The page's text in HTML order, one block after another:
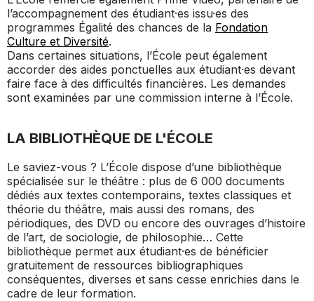
l’accompagnement des étudiant·es issu·es des
programmes Égalité des chances de la Fondation
Culture et Diversité.
Dans certaines situations, l’École peut également
accorder des aides ponctuelles aux étudiant·es devant
faire face à des difficultés financières. Les demandes
sont examinées par une commission interne à l’École.
LA BIBLIOTHÈQUE DE L'ÉCOLE
Le saviez-vous ? L’École dispose d’une bibliothèque
spécialisée sur le théâtre : plus de 6 000 documents
dédiés aux textes contemporains, textes classiques et
théorie du théâtre, mais aussi des romans, des
périodiques, des DVD ou encore des ouvrages d’histoire
de l’art, de sociologie, de philosophie… Cette
bibliothèque permet aux étudiant·es de bénéficier
gratuitement de ressources bibliographiques
conséquentes, diverses et sans cesse enrichies dans le
cadre de leur formation.